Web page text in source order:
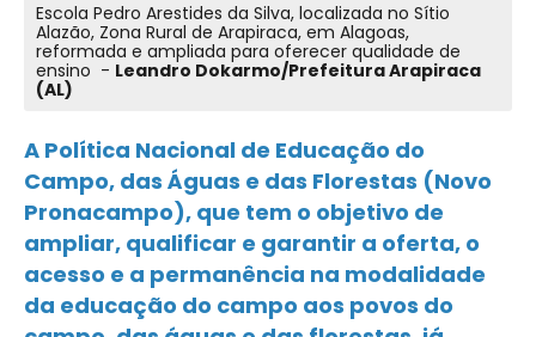
Escola Pedro Arestides da Silva, localizada no Sítio
Alazão, Zona Rural de Arapiraca, em Alagoas,
reformada e ampliada para oferecer qualidade de
ensino - Leandro Dokarmo/Prefeitura Arapiraca
(AL)
A Política Nacional de Educação do
Campo, das Águas e das Florestas (Novo
Pronacampo), que tem o objetivo de
ampliar, qualificar e garantir a oferta, o
acesso e a permanência na modalidade
da educação do campo aos povos do